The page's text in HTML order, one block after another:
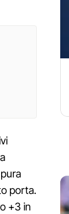
porta.
+3 in